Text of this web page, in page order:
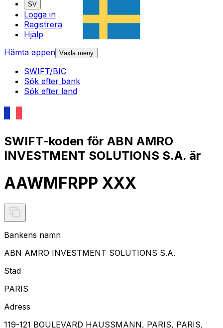
SV
Logga in
Registrera
Hjälp
Hämta appen Växla meny
SWIFT/BIC
Sök efter bank
Sök efter land
SWIFT-koden för ABN AMRO
INVESTMENT SOLUTIONS S.A. är
AAWMFRPP XXX
Bankens namn
ABN AMRO INVESTMENT SOLUTIONS S.A.
Stad
PARIS
Adress
119-121 BOULEVARD HAUSSMANN, PARIS, PARIS,